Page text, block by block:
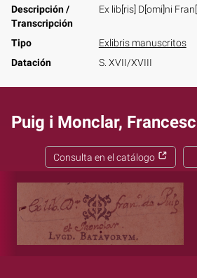
Descripción /
Transcripción
Ex lib[ris] D[omi]ni
Tipo
Exlibris manuscritos
Datación
S. XVII/XVIII
Puig i Monclar,
Consulta en el catálogo